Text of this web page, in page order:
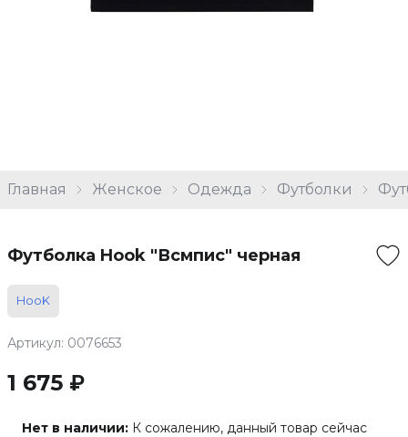
Главная Женское Одежда Футболки
Футболка Hook "Всмпис" черная
HooK
Артикул: 0076653
1 675 ₽
Нет в наличии: К сожалению, данный товар сейчас